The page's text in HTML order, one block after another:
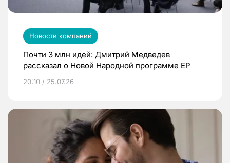
Новости компаний
Почти 3 млн идей: Дмитрий Медведев
рассказал о Новой Народной программе ЕР
20:10 / 25.07.26